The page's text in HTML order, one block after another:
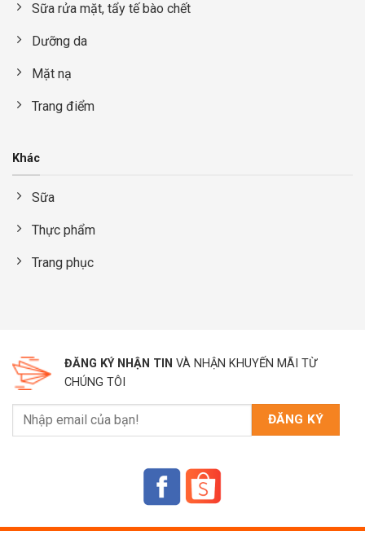
Sữa rửa mặt, tẩy tế bào chết
Dưỡng da
Mặt nạ
Trang điểm
Khác
Sữa
Thực phẩm
Trang phục
ĐĂNG KÝ NHẬN TIN VÀ NHẬN KHUYẾN MÃI TỪ
CHÚNG TÔI